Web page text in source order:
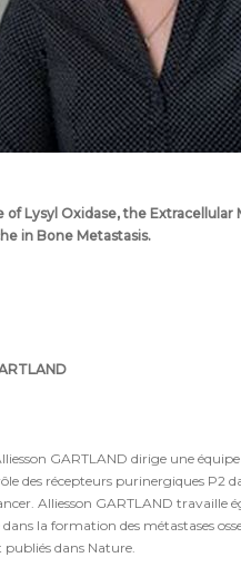
of Lysyl Oxidase, the Extracellular
in Bone Metastasis.
GARTLAND dirige une
des récepteurs purinergiques P2
Alliesson GARTLAND travaille
dans la formation des métastases
dans Nature.